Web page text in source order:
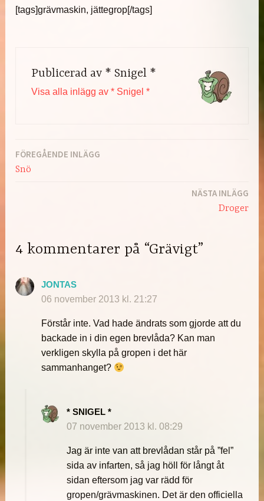
[tags]grävmaskin, jättegrop[/tags]
Publicerad av * Snigel *
Visa alla inlägg av * Snigel *
Inläggsnavigering
FÖREGÅENDE INLÄGG
Snö
NÄSTA INLÄGG
Droger
4 kommentarer på “Grävigt”
JONTAS
06 november 2013 kl. 21:27
Förstår inte. Vad hade ändrats som gjorde att du
backade in i din egen brevlåda? Kan man
verkligen skylla på gropen i det här
sammanhanget?
* SNIGEL *
07 november 2013 kl. 08:29
Jag är inte van att brevlådan står på ”fel”
sida av infarten, så jag höll för långt åt
sidan eftersom jag var rädd för
gropen/grävmaskinen. Det är den officiella